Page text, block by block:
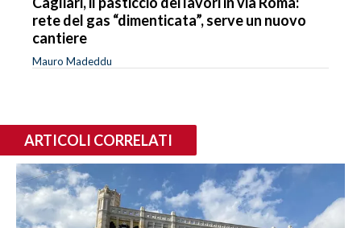
rete del gas “dimenticata”, serve un nuovo
cantiere
Mauro Madeddu
ARTICOLI CORRELATI